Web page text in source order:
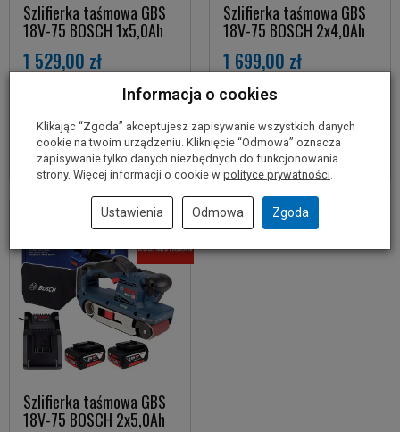
Szlifierka taśmowa GBS
18V-75 BOSCH 1x5,0Ah
1 529,00 zł
Szlifierka taśmowa GBS
18V-75 BOSCH 2x4,0Ah
1 699,00 zł
Do koszyka
Szlifierka taśmowa GBS
18V-75 BOSCH 2x5,0Ah
Informacja o cookies
Klikając “Zgoda” akceptujesz zapisywanie wszystkich danych
cookie na twoim urządzeniu. Kliknięcie “Odmowa” oznacza
zapisywanie tylko danych niezbędnych do funkcjonowania
strony. Więcej informacji o cookie w polityce prywatności
Ustawienia Odmowa Zgoda